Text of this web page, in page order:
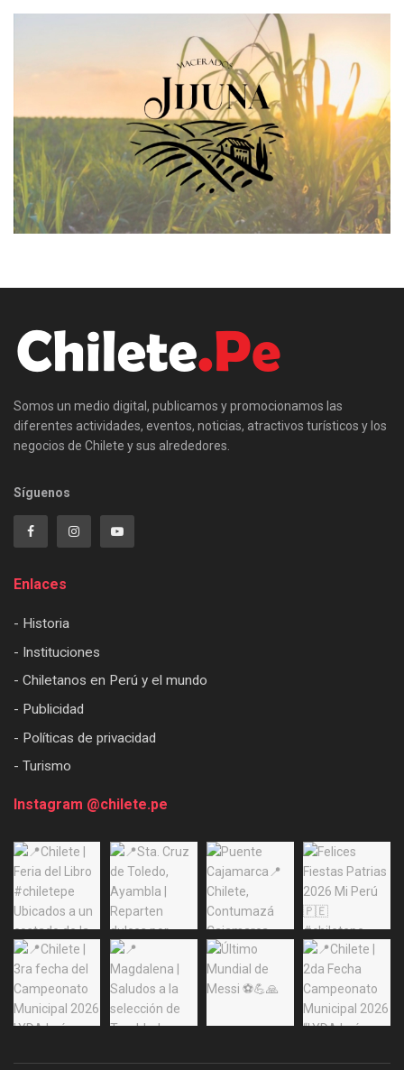
Somos un medio digital, publicamos y promocionamos las
diferentes actividades, eventos, noticias, atractivos turísticos y los
negocios de Chilete y sus alrededores.
Síguenos
Enlaces
- Historia
- Instituciones
- Chiletanos en Perú y el mundo
- Publicidad
- Políticas de privacidad
- Turismo
Instagram @chilete.pe